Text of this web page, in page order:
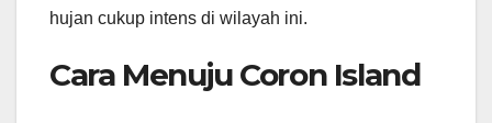
hujan cukup intens di wilayah ini.
Cara Menuju Coron Island